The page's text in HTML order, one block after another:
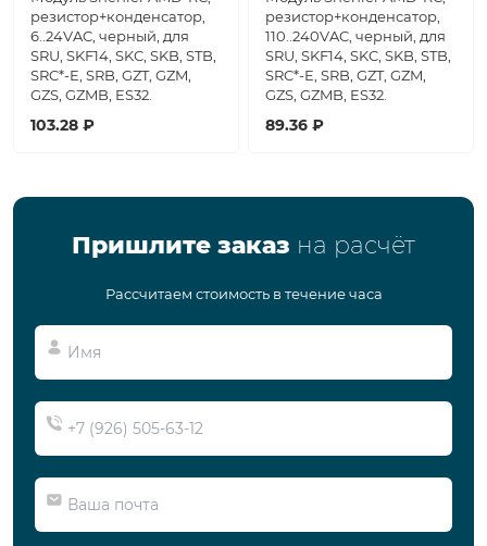
резистор+конденсатор,
6..24VAC, черный, для
SRU, SKF14, SKC, SKB, STB,
SRC*-E, SRB, GZT, GZM,
GZS, GZMB, ES32.
103.28 ₽
резистор+конденсатор,
110..240VAC, черный, для
SRU, SKF14, SKC, SKB, STB,
SRC*-E, SRB, GZT, GZM,
GZS, GZMB, ES32.
89.36 ₽
Пришлите заказ на расчёт
Рассчитаем стоимость в течение часа